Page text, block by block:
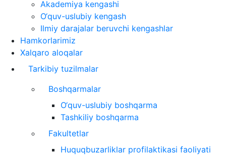
Akademiya kengashi
O‘quv-uslubiy kengash
Ilmiy darajalar beruvchi kengashlar
Hamkorlarimiz
Xalqaro aloqalar
Tarkibiy tuzilmalar
Boshqarmalar
O‘quv-uslubiy boshqarma
Tashkiliy boshqarma
Fakultetlar
Huquqbuzarliklar profilaktikasi faoliyati